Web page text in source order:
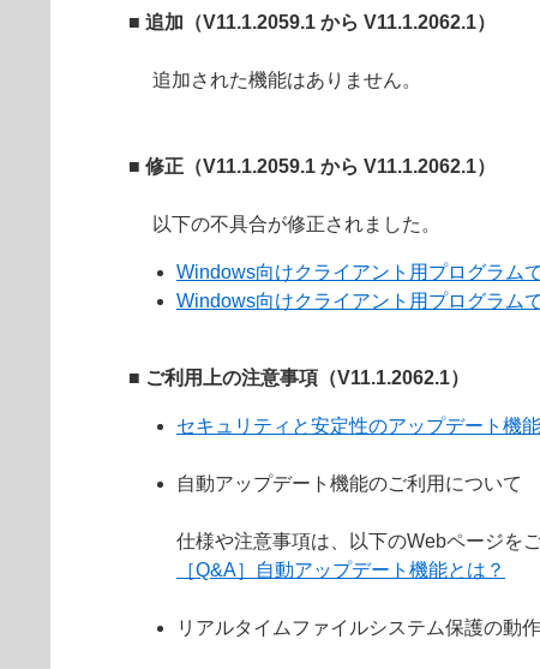
■ 追加（V11.1.2059.1 から V11.1.2062.1）
追加された機能はありません。
■ 修正（V11.1.2059.1 から V11.1.2062.1）
以下の不具合が修正されました。
Windows向けクライアント用プログラム
Windows向けクライアント用プログラム
■ ご利用上の注意事項（V11.1.2062.1）
セキュリティと安定性のアップデート機
自動アップデート機能のご利用について
仕様や注意事項は、以下のWebページを
［Q&A］自動アップデート機能とは？
リアルタイムファイルシステム保護の動